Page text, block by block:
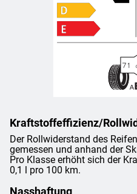
Kraftstoffeffizienz/
Der Rollwiderstand des
gemessen und anhand der
Pro Klasse erhöht sich der
0,1 l pro 100 km.
Nasshaftung